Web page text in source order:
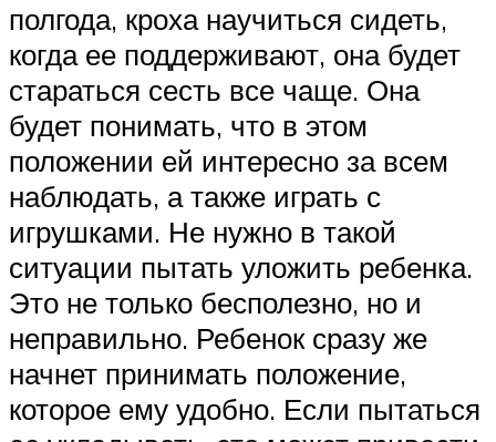
полгода, кроха научиться сидеть,
когда ее поддерживают, она будет
стараться сесть все чаще. Она
будет понимать, что в этом
положении ей интересно за всем
наблюдать, а также играть с
игрушками. Не нужно в такой
ситуации пытать уложить ребенка.
Это не только бесполезно, но и
неправильно. Ребенок сразу же
начнет принимать положение,
которое ему удобно. Если пытаться